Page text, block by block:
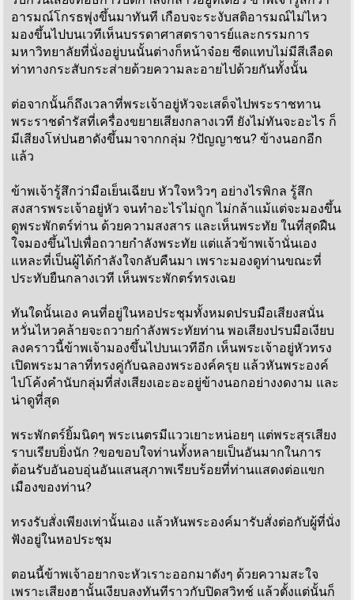
อารมณ์โกรธพุ่งขึ้นมาทันที เกือบจะระงับสติอารมณ์ไม่ไหว
มองขึ้นไปบนเวทีเห็นบรรดาศาสตราจารย์และกรรมการ
มหาวิทยาลัยที่นั่งอยู่บนนั้นต่างก็หน้าจ๋อย ซีดแทบไม่มีสีเลือด
ท่าทางกระสับกระส่ายด้วยความละอายไปด้วยกันทั้งนั้น
ต่อจากนั้นก็ถึงเวลาที่พระเจ้าอยู่หัวจะเสด็จไปพระราชทาน
พระราชดำรัสที่เครื่องขยายเสียงกลางเวที ยังไม่ทันจะอะไร ก็
มีเสียงโห่ปนฮาดังขึ้นมาจากกลุ่ม ?ปัญญาชน? ข้างนอกอีก
แล้ว
ข้าพเจ้ารู้สึกว่ามือเย็นเฉียบ หัวใจหวิวๆ อย่างไรพิกล รู้สึก
สงสารพระเจ้าอยู่หัว จนทำอะไรไม่ถูก ไม่กล้าแม้แต่จะมองขึ้น
ดูพระพักตร์ท่าน ด้วยความสงสาร และเห็นพระทัย ในที่สุดฝืน
ใจมองขึ้นไปเพื่อถวายกำลังพระทัย แต่แล้วข้าพเจ้านั่นเอง
แหละที่เป็นผู้ได้กำลังใจกลับคืนมา เพราะมองดูท่านขณะที่
ประทับยืนกลางเวที เห็นพระพักตร์ทรงเฉย
ทันใดนั้นเอง คนที่อยู่ในหอประชุมทั้งหมดปรบมือเสียงสนั่น
หวั่นไหวคล้ายจะถวายกำลังพระทัยท่าน พอเสียงปรบมือเงียบ
ลงคราวนี้ข้าพเจ้ามองขึ้นไปบนเวทีอีก เห็นพระเจ้าอยู่หัวทรง
เปิดพระมาลาที่ทรงคู่กับฉลองพระองค์ครุย แล้วหันพระองค์
ไปโค้งคำนับกลุ่มที่ส่งเสียงเอะอะอยู่ข้างนอกอย่างงดงาม และ
น่าดูที่สุด
พระพักตร์ยิ้มนิดๆ พระเนตรมีแววเยาะหน่อยๆ แต่พระสุรเสียง
ราบเรียบยิ่งนัก ?ขอขอบใจท่านทั้งหลายเป็นอันมากในการ
ต้อนรับอันอบอุ่นอันแสนสุภาพเรียบร้อยที่ท่านแสดงต่อแขก
เมืองของท่าน?
ทรงรับสั่งเพียงเท่านั้นเอง แล้วหันพระองค์มารับสั่งต่อกับผู้ที่นั่ง
ฟังอยู่ในหอประชุม
ตอนนี้ข้าพเจ้าอยากจะหัวเราะออกมาดังๆ ด้วยความสะใจ
เพราะเสียงฮานั้นเงียบลงทันทีราวกับปิดสวิทช์ แล้วตั้งแต่นั้นก็